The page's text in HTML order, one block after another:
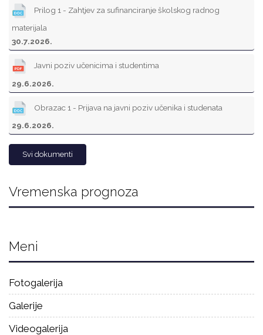
Prilog 1 - Zahtjev za sufinanciranje školskog radnog
materijala
30.7.2026.
Javni poziv učenicima i studentima
29.6.2026.
Obrazac 1 - Prijava na javni poziv učenika i studenata
29.6.2026.
Svi dokumenti
Vremenska prognoza
Meni
Fotogalerija
Galerije
Videogalerija